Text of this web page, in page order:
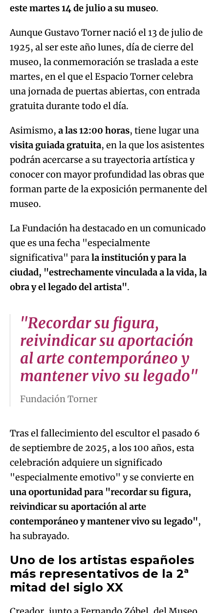
este martes 14 de julio a su museo.
Aunque Gustavo Torner nació el 13 de julio de
1925, al ser este año lunes, día de cierre del
museo, la conmemoración se traslada a este
martes, en el que el Espacio Torner celebra
una jornada de puertas abiertas, con entrada
gratuita durante todo el día.
Asimismo, a las 12:00 horas, tiene lugar una
visita guiada gratuita, en la que los asistentes
podrán acercarse a su trayectoria artística y
conocer con mayor profundidad las obras que
forman parte de la exposición permanente del
museo.
La Fundación ha destacado en un comunicado
que es una fecha "especialmente
significativa" parala institución y para la
ciudad, "estrechamente vinculada a la vida, la
obra y el legado del artista".
"Recordar su figura,
reivindicar su aportación
al arte contemporáneo y
mantener vivo su legado"
Fundación Torner
Tras el fallecimiento del escultor el pasado 6
de septiembre de 2025, a los 100 años, esta
celebración adquiere un significado
"especialmente emotivo" y se convierte en
una oportunidad para "recordar su figura,
reivindicar su aportación al arte
contemporáneo y mantener vivo su legado",
ha subrayado.
Uno de los artistas españoles
más representativos de la 2ª
mitad del siglo XX